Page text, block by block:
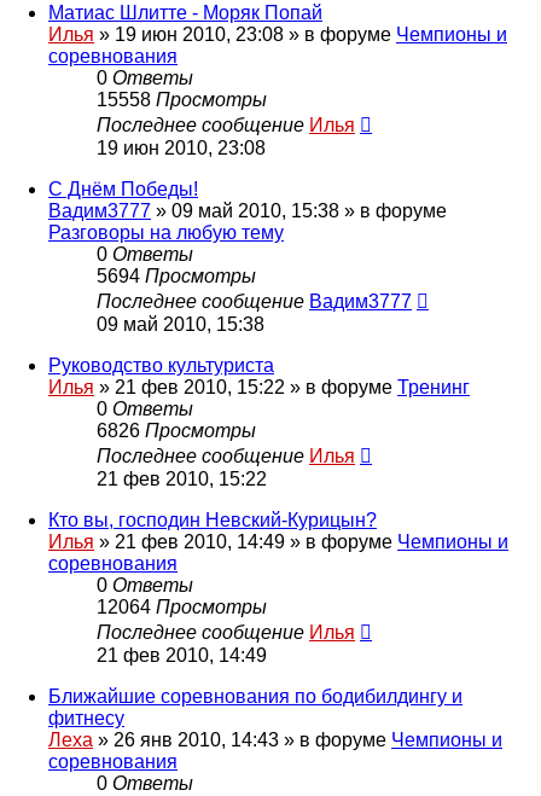
Матиас Шлитте - Моряк Попай
Илья » 19 июн 2010, 23:08 » в форуме Чемпионы и
соревнования
0 Ответы
15558 Просмотры
Последнее сообщение Илья
19 июн 2010, 23:08
С Днём Победы!
Вадим3777 » 09 май 2010, 15:38 » в форуме
Разговоры на любую тему
0 Ответы
5694 Просмотры
Последнее сообщение Вадим3777
09 май 2010, 15:38
Руководство культуриста
Илья » 21 фев 2010, 15:22 » в форуме Тренинг
0 Ответы
6826 Просмотры
Последнее сообщение Илья
21 фев 2010, 15:22
Кто вы, господин Невский-Курицын?
Илья » 21 фев 2010, 14:49 » в форуме Чемпионы и
соревнования
0 Ответы
12064 Просмотры
Последнее сообщение Илья
21 фев 2010, 14:49
Ближайшие соревнования по бодибилдингу и
фитнесу
Леха » 26 янв 2010, 14:43 » в форуме Чемпионы и
соревнования
0 Ответы